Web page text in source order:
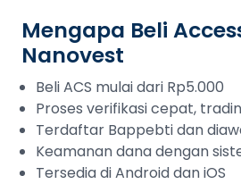
Mengapa Beli
Nanovest
Beli ACS mulai dari Rp5.000
Proses verifikasi cepat,
Terdaftar Bappebti dan
Keamanan dana dengan
Tersedia di Android dan iOS